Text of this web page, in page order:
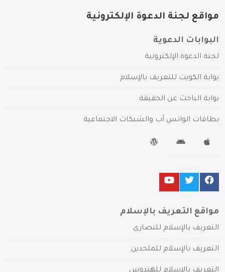
مواقع لجنة الدعوة الإلكترونية
البوابات الدعوية
لجنة الدعوة الإلكترونية
بوابة الكويت للتعريف بالإسلام
بوابة الباحث عن الحقيقة
بطاقات الواتس آب والشبكات الاجتماعية
مواقع التعريف بالإسلام
التعريف بالإسلام للنصارى
التعريف بالإسلام للملحدين
التعريف بالإسلام للهندوس